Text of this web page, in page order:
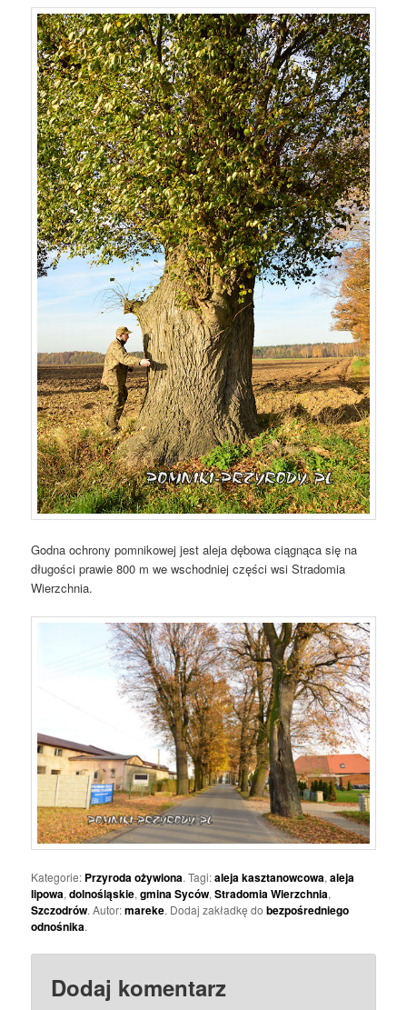
Godna ochrony pomnikowej jest aleja dębowa ciągnąca się na
długości prawie 800 m we wschodniej części wsi Stradomia
Wierzchnia.
Kategorie: Przyroda ożywiona. Tagi:aleja kasztanowcowa,aleja
lipowa,dolnośląskie,gmina Syców,Stradomia Wierzchnia,
Szczodrów. Autor:mareke. Dodaj zakładkę dobezpośredniego
odnośnika.
Dodaj komentarz